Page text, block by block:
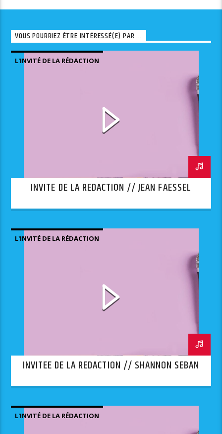
VOUS POURRIEZ ÊTRE INTÉRESSÉ(E) PAR ...
L'INVITÉ DE LA RÉDACTION
INVITE DE LA REDACTION // JEAN FAESSEL
L'INVITÉ DE LA RÉDACTION
INVITEE DE LA REDACTION // SHANNON SEBAN
L'INVITÉ DE LA RÉDACTION